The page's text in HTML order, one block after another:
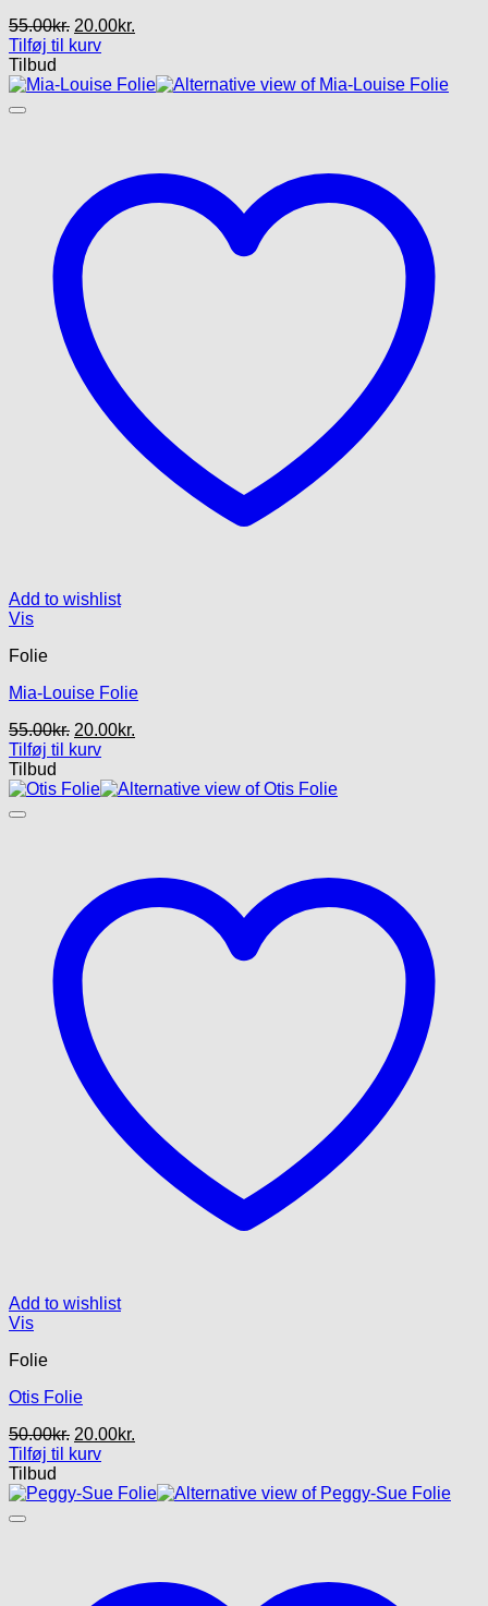
55.00kr. Den
oprindelige
var:
20.00kr.
er:
Tilføj til kurv
Tilbud
Add to wishlist
Vis
Folie
Mia-Louise Folie
55.00kr. Den
oprindelige
var:
20.00kr.
er:
Tilføj til kurv
Tilbud
Add to wishlist
Vis
Folie
Otis Folie
50.00kr. Den
oprindelige
var:
20.00kr.
er:
Tilføj til kurv
Tilbud